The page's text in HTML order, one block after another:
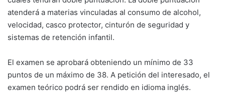
atenderá a materias vinculadas al consumo de alcohol,
velocidad, casco protector, cinturón de seguridad y
sistemas de retención infantil.
El examen se aprobará obteniendo un mínimo de 33
puntos de un máximo de 38. A petición del interesado, el
examen teórico podrá ser rendido en idioma inglés.